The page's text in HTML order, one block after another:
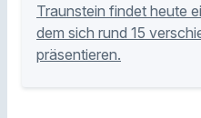
Traunstein findet heute
dem sich rund 15
präsentieren.